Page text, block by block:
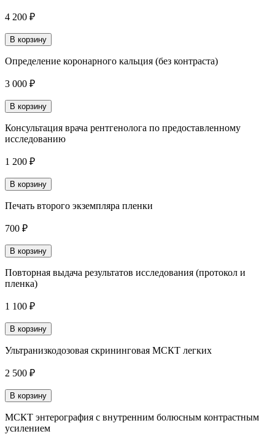
4 200 ₽
В корзину
Определение коронарного кальция (без контраста)
3 000 ₽
В корзину
Консультация врача рентгенолога по предоставленному
исследованию
1 200 ₽
В корзину
Печать второго экземпляра пленки
700 ₽
В корзину
Повторная выдача результатов исследования (протокол и
пленка)
1 100 ₽
В корзину
Ультранизкодозовая скрининговая МСКТ легких
2 500 ₽
В корзину
МСКТ энтерография с внутренним болюсным контрастным
усилением